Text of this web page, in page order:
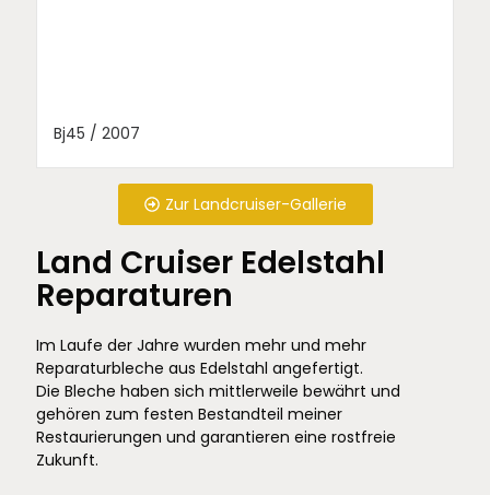
Bj45 / 2007
Zur Landcruiser-Gallerie
Land Cruiser Edelstahl
Reparaturen
Im Laufe der Jahre wurden mehr und mehr
Reparaturbleche aus Edelstahl angefertigt.
Die Bleche haben sich mittlerweile bewährt und
gehören zum festen Bestandteil meiner
Restaurierungen und garantieren eine rostfreie
Zukunft.